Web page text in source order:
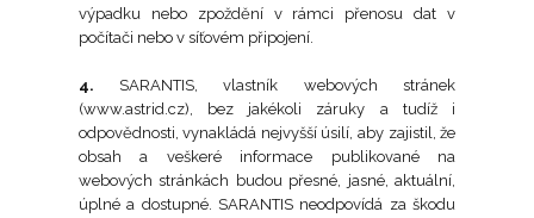
výpadku nebo zpoždění v rámci přenosu dat v
počítači nebo v síťovém připojení.
4. SARANTIS, vlastník webových stránek
(www.astrid.cz), bez jakékoli záruky a tudíž i
odpovědnosti, vynakládá nejvyšší úsilí, aby zajistil, že
obsah a veškeré informace publikované na
webových stránkách budou přesné, jasné, aktuální,
úplné a dostupné. SARANTIS neodpovídá za škodu